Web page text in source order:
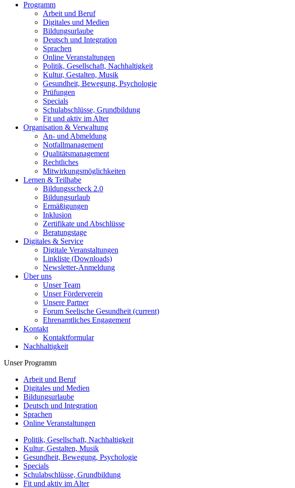
Programm
Arbeit und Beruf
Digitales und Medien
Bildungsurlaube
Deutsch und Integration
Sprachen
Online Veranstaltungen
Politik, Gesellschaft, Nachhaltigkeit
Kultur, Gestalten, Musik
Gesundheit, Bewegung, Psychologie
Prüfungen
Specials
Schulabschlüsse, Grundbildung
Fit und aktiv im Alter
Organisation & Verwaltung
An- und Abmeldung
Notfallmanagement
Qualitätsmanagement
Rechtliches
Mitwirkungsmöglichkeiten
Lernen & Teilhabe
Bildungsscheck 2.0
Bildungsurlaub
Ermäßigungen
Inklusion
Zertifikate und Abschlüsse
Beratungstage
Digitales & Service
Digitale Veranstaltungen
Linkliste (Downloads)
Newsletter-Anmeldung
Über uns
Unser Team
Unser Förderverein
Unsere Partner
Forum Seelische Gesundheit (current)
Ehrenamtliches Engagement
Kontakt
Kontaktformular
Nachhaltigkeit
Unser Programm
Arbeit und Beruf
Digitales und Medien
Bildungsurlaube
Deutsch und Integration
Sprachen
Online Veranstaltungen
Politik, Gesellschaft, Nachhaltigkeit
Kultur, Gestalten, Musik
Gesundheit, Bewegung, Psychologie
Specials
Schulabschlüsse, Grundbildung
Fit und aktiv im Alter